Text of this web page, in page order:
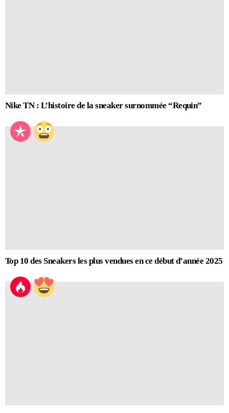
Nike TN : L’histoire de la sneaker surnommée “Requin”
Top 10 des Sneakers les plus vendues en ce début d’année 2025